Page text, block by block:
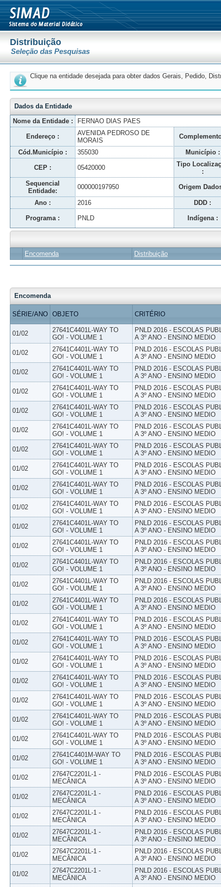
Distribuição
Seleção das Pesquisas
Clique na entidade desejada para obter dados Gerais, Pedido,
Dados da Entidade
Nome da Entidade :
FERNAO DIAS PAES
Endereço :
AVENIDA PEDROSO DE
MORAIS
Cód.Município : 355030 Município :
CEP : 05420000
Tipo
:
Sequencial
Entidade:
000000197950 Origem
Ano : 2016 DDD :
Programa : PNLD Indígena :
Encomenda Distribuição
Encomenda
SÉRIE/ANO OBJETO CRITÉRIO
01/02
27641C4401L-WAY TO
GO! - VOLUME 1
PNLD 2016 - ESCOLAS
A 3º ANO - ENSINO MEDIO
01/02
27641C4401L-WAY TO
GO! - VOLUME 1
PNLD 2016 - ESCOLAS
A 3º ANO - ENSINO MEDIO
01/02
27641C4401L-WAY TO
GO! - VOLUME 1
PNLD 2016 - ESCOLAS
A 3º ANO - ENSINO MEDIO
01/02
27641C4401L-WAY TO
GO! - VOLUME 1
PNLD 2016 - ESCOLAS
A 3º ANO - ENSINO MEDIO
01/02
27641C4401L-WAY TO
GO! - VOLUME 1
PNLD 2016 - ESCOLAS
A 3º ANO - ENSINO MEDIO
01/02
27641C4401L-WAY TO
GO! - VOLUME 1
PNLD 2016 - ESCOLAS
A 3º ANO - ENSINO MEDIO
01/02
27641C4401L-WAY TO
GO! - VOLUME 1
PNLD 2016 - ESCOLAS
A 3º ANO - ENSINO MEDIO
01/02
27641C4401L-WAY TO
GO! - VOLUME 1
PNLD 2016 - ESCOLAS
A 3º ANO - ENSINO MEDIO
01/02
27641C4401L-WAY TO
GO! - VOLUME 1
PNLD 2016 - ESCOLAS
A 3º ANO - ENSINO MEDIO
01/02
27641C4401L-WAY TO
GO! - VOLUME 1
PNLD 2016 - ESCOLAS
A 3º ANO - ENSINO MEDIO
01/02
27641C4401L-WAY TO
GO! - VOLUME 1
PNLD 2016 - ESCOLAS
A 3º ANO - ENSINO MEDIO
01/02
27641C4401L-WAY TO
GO! - VOLUME 1
PNLD 2016 - ESCOLAS
A 3º ANO - ENSINO MEDIO
01/02
27641C4401L-WAY TO
GO! - VOLUME 1
PNLD 2016 - ESCOLAS
A 3º ANO - ENSINO MEDIO
01/02
27641C4401L-WAY TO
GO! - VOLUME 1
PNLD 2016 - ESCOLAS
A 3º ANO - ENSINO MEDIO
01/02
27641C4401L-WAY TO
GO! - VOLUME 1
PNLD 2016 - ESCOLAS
A 3º ANO - ENSINO MEDIO
01/02
27641C4401L-WAY TO
GO! - VOLUME 1
PNLD 2016 - ESCOLAS
A 3º ANO - ENSINO MEDIO
01/02
27641C4401L-WAY TO
GO! - VOLUME 1
PNLD 2016 - ESCOLAS
A 3º ANO - ENSINO MEDIO
01/02
27641C4401L-WAY TO
GO! - VOLUME 1
PNLD 2016 - ESCOLAS
A 3º ANO - ENSINO MEDIO
01/02
27641C4401L-WAY TO
GO! - VOLUME 1
PNLD 2016 - ESCOLAS
A 3º ANO - ENSINO MEDIO
01/02
27641C4401L-WAY TO
GO! - VOLUME 1
PNLD 2016 - ESCOLAS
A 3º ANO - ENSINO MEDIO
01/02
27641C4401L-WAY TO
GO! - VOLUME 1
PNLD 2016 - ESCOLAS
A 3º ANO - ENSINO MEDIO
01/02
27641C4401L-WAY TO
GO! - VOLUME 1
PNLD 2016 - ESCOLAS
A 3º ANO - ENSINO MEDIO
01/02
27641C4401M-WAY TO
GO! - VOLUME 1
PNLD 2016 - ESCOLAS
A 3º ANO - ENSINO MEDIO
01/02
27647C2201L-1 -
MECÂNICA
PNLD 2016 - ESCOLAS
A 3º ANO - ENSINO MEDIO
01/02
27647C2201L-1 -
MECÂNICA
PNLD 2016 - ESCOLAS
A 3º ANO - ENSINO MEDIO
01/02
27647C2201L-1 -
MECÂNICA
PNLD 2016 - ESCOLAS
A 3º ANO - ENSINO MEDIO
01/02
27647C2201L-1 -
MECÂNICA
PNLD 2016 - ESCOLAS
A 3º ANO - ENSINO MEDIO
01/02
27647C2201L-1 -
MECÂNICA
PNLD 2016 - ESCOLAS
A 3º ANO - ENSINO MEDIO
01/02
27647C2201L-1 -
MECÂNICA
PNLD 2016 - ESCOLAS
A 3º ANO - ENSINO MEDIO